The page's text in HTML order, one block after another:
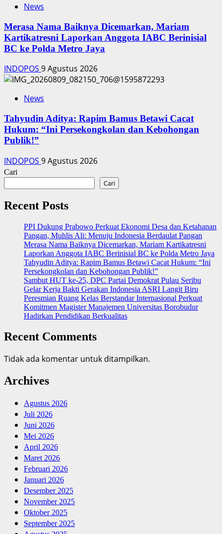
News
‎Merasa Nama Baiknya Dicemarkan, Mariam
Kartikatresni Laporkan Anggota IABC Berinisial
BC ke Polda Metro Jaya
INDOPOS 9 Agustus 2026
News
‎Tahyudin Aditya: Rapim Bamus Betawi Cacat
Hukum: “Ini Persekongkolan dan Kebohongan
Publik!”
INDOPOS 9 Agustus 2026
Cari
Cari
Recent Posts
PPI Dukung Prabowo Perkuat Ekonomi Desa dan Ketahanan
Pangan, Muhlis Ali: Menuju Indonesia Berdaulat Pangan
‎Merasa Nama Baiknya Dicemarkan, Mariam Kartikatresni
Laporkan Anggota IABC Berinisial BC ke Polda Metro Jaya
‎Tahyudin Aditya: Rapim Bamus Betawi Cacat Hukum: “Ini
Persekongkolan dan Kebohongan Publik!”
‎Sambut HUT ke-25, DPC Partai Demokrat Pulau Seribu
Gelar Kerja Bakti Gerakan Indonesia ASRI Langit Biru
Peresmian Ruang Kelas Berstandar Internasional Perkuat
Komitmen Magister Manajemen Universitas Borobudur
Hadirkan Pendidikan Berkualitas
Recent Comments
Tidak ada komentar untuk ditampilkan.
Archives
Agustus 2026
Juli 2026
Juni 2026
Mei 2026
April 2026
Maret 2026
Februari 2026
Januari 2026
Desember 2025
November 2025
Oktober 2025
September 2025